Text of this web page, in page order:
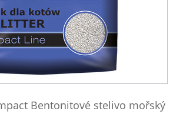
Bentonitové stelivo mořský